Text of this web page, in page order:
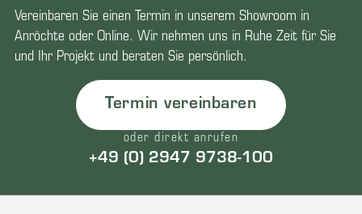
Vereinbaren Sie einen Termin in unserem Showroom in
Anröchte oder Online. Wir nehmen uns in Ruhe Zeit für Sie
und Ihr Projekt und beraten Sie persönlich.
Termin vereinbaren
oder direkt anrufen
+49 (0) 2947 9738-100